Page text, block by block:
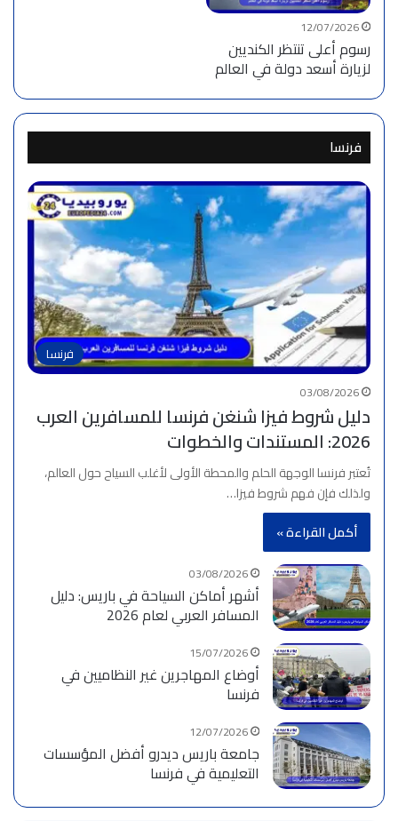
12/07/2026
رسوم أعلى تنتظر الكنديين
لزيارة أسعد دولة في العالم
فرنسا
فرنسا
03/08/2026
دليل شروط فيزا شنغن فرنسا للمسافرين العرب
2026: المستندات والخطوات
تُعتبر فرنسا الوجهة الحلم والمحطة الأولى لأغلب السياح حول العالم،
ولذلك فإن فهم شروط فيزا…
أكمل القراءة »
03/08/2026
أشهر أماكن السياحة في باريس: دليل
المسافر العربي لعام 2026
15/07/2026
أوضاع المهاجرين غير النظاميين في
فرنسا
12/07/2026
جامعة باريس ديدرو أفضل المؤسسات
التعليمية في فرنسا